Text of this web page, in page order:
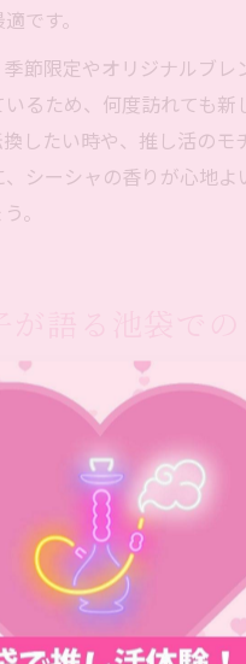
です。
節限定やオリジナルブレ
るため、何度訪れても新
したい時や、推し活のモ
シーシャの香りが心地よ
。
が語る池袋シーシャ活用
しむ女子たちからは、「シ
にぴったり」という声が多
ブやイベントの開場前、推
がら、シーシャカフェで
うです。推しカラーのフレ
る店内でSNS投稿を楽しむ